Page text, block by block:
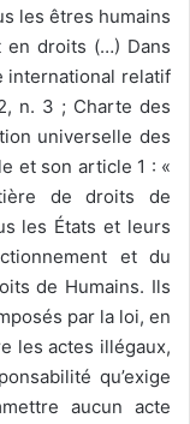
les êtres humains
en droits (…) Dans
international relatif
n. 3 ; Charte des
universelle des
et son article 1 : «
de droits de
les États et leurs
et du
de Humains. Ils
par la loi, en
les actes illégaux,
qu’exige
aucun acte